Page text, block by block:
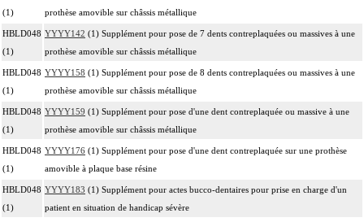
(1)
prothèse amovible sur châssis métallique
HBLD048
(1)
YYYY142 (1) Supplément pour pose de 7 dents contreplaquées ou massives à une
prothèse amovible sur châssis métallique
HBLD048
(1)
YYYY158 (1) Supplément pour pose de 8 dents contreplaquées ou massives à une
prothèse amovible sur châssis métallique
HBLD048
(1)
YYYY159 (1) Supplément pour pose d'une dent contreplaquée ou massive à une
prothèse amovible sur châssis métallique
HBLD048
(1)
YYYY176 (1) Supplément pour pose d'une dent contreplaquée sur une prothèse
amovible à plaque base résine
HBLD048
(1)
YYYY183 (1) Supplément pour actes bucco-dentaires pour prise en charge d'un
patient en situation de handicap sévère